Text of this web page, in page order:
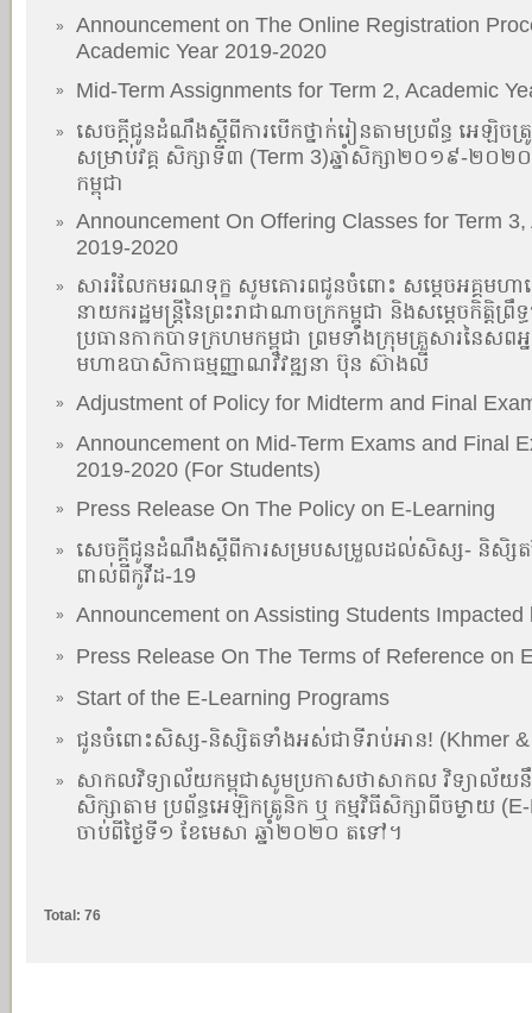
»
Announcement on The Online Registration
Academic Year 2019-2020
» Mid-Term Assignments for Term 2, Academic
»
សេចក្តីជូនដំណឹងស្តីពីការបើកថ្នាក់រៀនតាមប្រព័ន្ធ អេឡិចត្
សម្រាប់វគ្គ សិក្សាទី៣ (Term 3)ឆ្នាំសិក្សា២០១៩-២០
កម្ពុជា
»
Announcement On Offering Classes for Term 3,
2019-2020
»
សាររំលែកមរណទុក្ខ សូមគោរពជូនចំពោះ សម្តេចអគ្គមហ
នាយករដ្ឋមន្ត្រីនៃព្រះរាជាណាចក្រកម្ពុជា និងសម្តេចកិត្តិ
ប្រធានកាកបាទក្រហមកម្ពុជា ព្រមទាំងក្រុមគ្រួសារនៃសពអ្
មហាឧបាសិកាធម្មញ្ញាណវិវឌ្ឍនា ប៊ុន ស៊ាងលី
» Adjustment of Policy for Midterm and Final
»
Announcement on Mid-Term Exams and Final
2019-2020 (For Students)
» Press Release On The Policy on E-Learning
»
សេចក្តីជូនដំណឹងស្តីពីការសម្របសម្រួលដល់សិស្ស- និសិ្ស
ពាល់ពីកូវីដ-19
» Announcement on Assisting Students Impacted
» Press Release On The Terms of Reference on
» Start of the E-Learning Programs
» ជូនចំពោះសិស្ស-និស្សិតទាំងអស់ជាទីរាប់អាន! (Khmer &
»
សាកលវិទ្យាល័យកម្ពុជាសូមប្រកាសថាសាកល វិទ្យាល័យនឹង
សិក្សាតាម ប្រព័ន្ធអេឡិកត្រូនិក ឬ កម្មវិធីសិក្សាពីចម្ងាយ
ចាប់ពីថ្ងៃទី១ ខែមេសា ឆ្នាំ២០២០ តទៅ។
Total: 76